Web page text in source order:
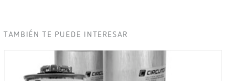
TAMBIÉN TE PUEDE INTERESAR